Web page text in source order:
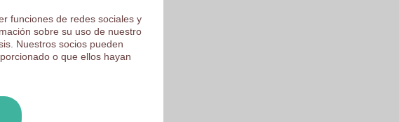
funciones de redes sociales y
sobre su uso de nuestro
Nuestros socios pueden
o que ellos hayan